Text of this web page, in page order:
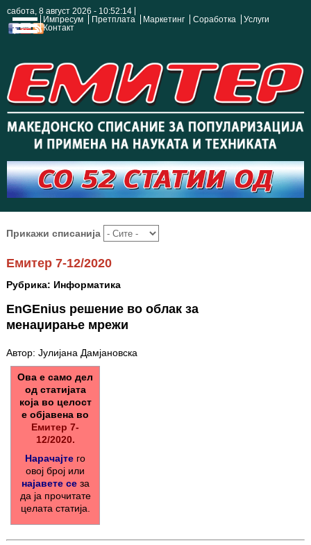
сабота, 8 август 2026 - 10:52:15
Импресум
Претплата Маркетинг Соработка
Услуги
Контакт
Прикажи списанија
Емитер 7-12/2020
Рубрика: Информатика
EnGEnius решение во облак за
менаџирање мрежи
Автор: Јулијана Дамјановска
Ова е само дел
од статијата
која во целост
е објавена во
Емитер 7-
12/2020.
Нарачајте го
овој број или
најавете сеза
да ја прочитате
целата статија.